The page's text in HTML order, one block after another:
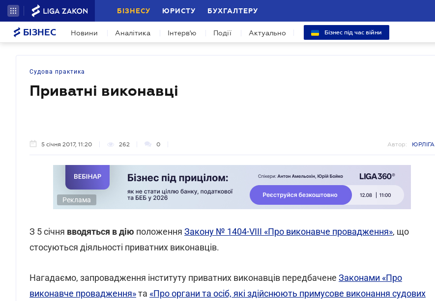
БІЗНЕСУ ЮРИСТУ БУХГАЛТЕРУ
БІЗНЕС Новини Аналітика Інтерв'ю Події Актуально Бізнес під час війни
Судова практика
Приватні виконавці
5 січня 2017, 11:20 262 0 Автор: ЮРЛІГА
Реклама
З 5 січня вводяться в дію положення Закону № 1404-VIII «Про виконавче провадження», що
стосуються діяльності приватних виконавців.
Нагадаємо, запровадження інституту приватних виконавців передбачене Законами «Про
виконавче провадження»та «Про органи та осіб, які здійснюють примусове виконання судових